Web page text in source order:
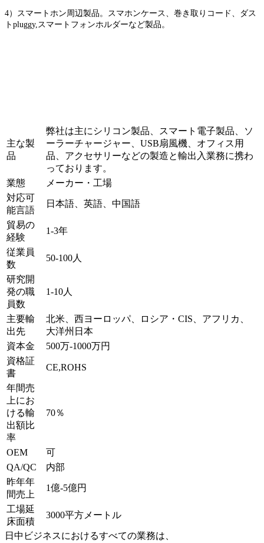
4）スマートホン周辺製品。スマホンケース、巻き取りコード、ダス
トpluggy,スマートフォンホルダーなど製品。
主な製
品
弊社は主にシリコン製品、スマート電子製品、ソ
ーラーチャージャー、USB扇風機、オフィス用
品、アクセサリーなどの製造と輸出入業務に携わ
っております。
業態
メーカー・工場
対応可
能言語
日本語、英語、中国語
貿易の
経験
1-3年
従業員
数
50-100人
研究開
発の職
員数
1-10人
主要輸
出先
北米、西ヨーロッパ、ロシア・CIS、アフリカ、
大洋州日本
資本金
500万-1000万円
資格証
書
CE,ROHS
年間売
上にお
ける輸
出額比
率
70％
OEM
可
QA/QC
内部
昨年年
間売上
1億-5億円
工場延
床面積
3000平方メートル
日中ビジネスにおけるすべての業務は、